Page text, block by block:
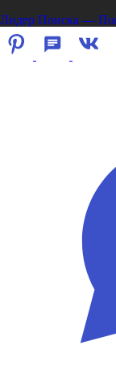
Лидер Поиска —